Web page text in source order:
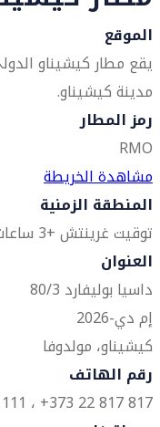
الموقع
مدينة كيشيناو.
رمز المطار
RMO
مشاهدة الخريطة
المنطقة الزمنية
توقيت غرينتش +3 ساعات
العنوان
داسيا بوليفارد 80/3
إم دي-2026
كيشيناو، مولدوفا
رقم الهاتف
817 817 22 373+ ، 111 525 22 373+